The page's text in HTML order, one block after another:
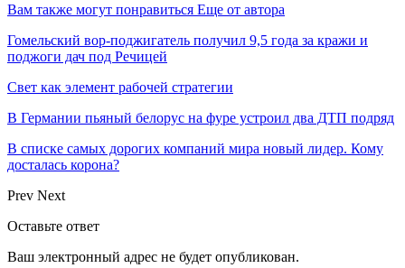
Вам также могут понравиться Еще от автора
Гомельский вор-поджигатель получил 9,5 года за кражи и
поджоги дач под Речицей
Свет как элемент рабочей стратегии
В Германии пьяный белорус на фуре устроил два ДТП подряд
В списке самых дорогих компаний мира новый лидер. Кому
досталась корона?
Prev Next
Оставьте ответ
Ваш электронный адрес не будет опубликован.